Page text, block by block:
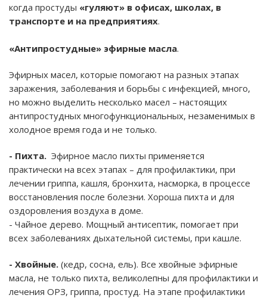
когда простуды «гуляют» в офисах, школах, в
транспорте и на предприятиях.
«Антипростудные» эфирные масла.
Эфирных масел, которые помогают на разных этапах
заражения, заболевания и борьбы с инфекцией, много,
но можно выделить несколько масел – настоящих
антипростудных многофункциональных, незаменимых в
холодное время года и не только.
- Пихта. Эфирное масло пихты применяется
практически на всех этапах – для профилактики, при
лечении гриппа, кашля, бронхита, насморка, в процессе
восстановления после болезни. Хороша пихта и для
оздоровления воздуха в доме.
- Чайное дерево. Мощный антисептик, помогает при
всех заболеваниях дыхательной системы, при кашле.
- Хвойные. (кедр, сосна, ель). Все хвойные эфирные
масла, не только пихта, великолепны для профилактики и
лечения ОРЗ, гриппа, простуд. На этапе профилактики